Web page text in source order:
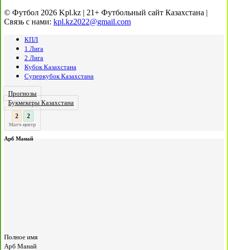
© Футбол 2026 Kpl.kz | 21+ Футбольный сайт Казахстана |
Связь с нами: kpl.kz2022@gmail.com
КПЛ
1 Лига
2 Лига
Кубок Казахстана
Суперкубок Казахстана
Прогнозы
Букмекеры Казахстана
3 : 2
Матч-центр
Арб Манай
Полное имя
Арб Манай